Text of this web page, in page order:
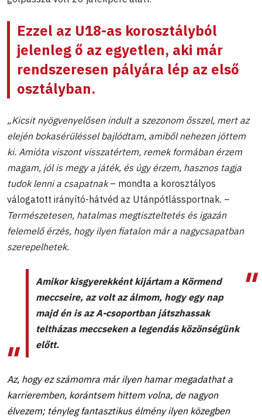
Ezzel az U18-as korosztályból
jelenleg ő az egyetlen, aki már
rendszeresen pályára lép az első
osztályban.
„Kicsit nyögvenyelősen indult a szezonom ősszel, mert az
elején bokasérüléssel bajlódtam, amiből nehezen jöttem
ki. Amióta viszont visszatértem, remek formában érzem
magam, jól is megy a játék, és úgy érzem, hasznos tagja
tudok lenni a csapatnak– mondta a korosztályos
válogatott irányító-hátvéd az Utánpótlássportnak. –
Természetesen, hatalmas megtiszteltetés és igazán
felemelő érzés, hogy ilyen fiatalon már a nagycsapatban
szerepelhetek.
Amikor kisgyerekként kijártam a Körmend
meccseire, az volt az álmom, hogy egy nap
majd én is az A-csoportban játszhassak
teltházas meccseken a legendás közönségünk
előtt.
Az, hogy ez számomra már ilyen hamar megadathat a
karrieremben, korántsem hittem volna, de nagyon
élvezem; tényleg fantasztikus élmény ilyen közegben